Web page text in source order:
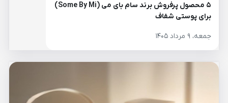
۵ محصول پرفروش برند سام بای می (Some By Mi)
برای پوستی شفاف
جمعه، ۹ مرداد ۱۴۰۵